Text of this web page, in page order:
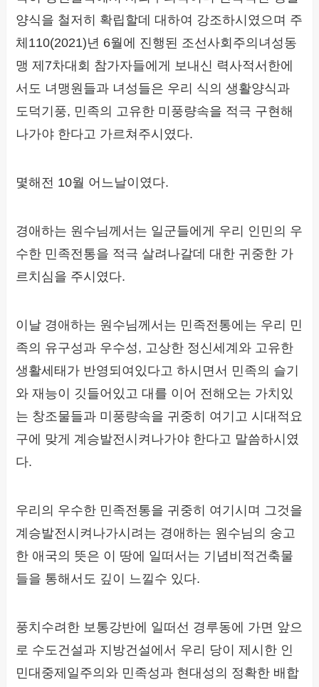
양식을 철저히 확립할데 대하여 강조하시였으며 주
체110(2021)년 6월에 진행된 조선사회주의녀성동
맹 제7차대회 참가자들에게 보내신 력사적서한에
서도 녀맹원들과 녀성들은 우리 식의 생활양식과
도덕기풍, 민족의 고유한 미풍량속을 적극 구현해
나가야 한다고 가르쳐주시였다.
몇해전 10월 어느날이였다.
경애하는 원수님께서는 일군들에게 우리 인민의 우
수한 민족전통을 적극 살려나갈데 대한 귀중한 가
르치심을 주시였다.
이날 경애하는 원수님께서는 민족전통에는 우리 민
족의 유구성과 우수성, 고상한 정신세계와 고유한
생활세태가 반영되여있다고 하시면서 민족의 슬기
와 재능이 깃들어있고 대를 이어 전해오는 가치있
는 창조물들과 미풍량속을 귀중히 여기고 시대적요
구에 맞게 계승발전시켜나가야 한다고 말씀하시였
다.
우리의 우수한 민족전통을 귀중히 여기시며 그것을
계승발전시켜나가시려는 경애하는 원수님의 숭고
한 애국의 뜻은 이 땅에 일떠서는 기념비적건축물
들을 통해서도 깊이 느낄수 있다.
풍치수려한 보통강반에 일떠선 경루동에 가면 앞으
로 수도건설과 지방건설에서 우리 당이 제시한 인
민대중제일주의와 민족성과 현대성의 정확한 배합